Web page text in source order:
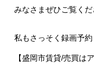
みなさまぜひご覧くだ
私もさっそく録画予
【盛岡市賃貸/売買は